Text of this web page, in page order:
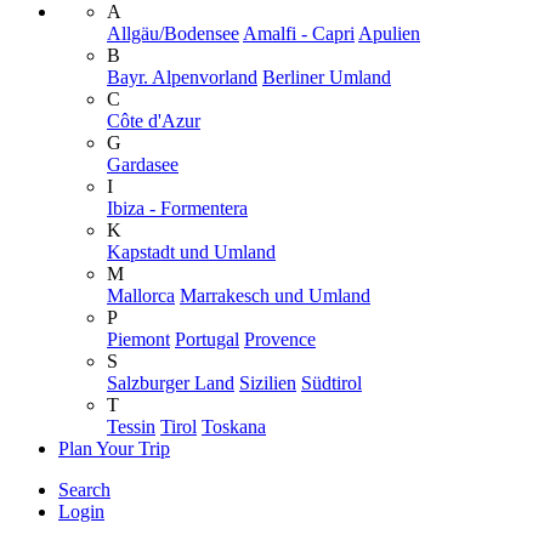
A
Allgäu/Bodensee Amalfi - Capri Apulien
B
Bayr. Alpenvorland Berliner Umland
C
Côte d'Azur
G
Gardasee
I
Ibiza - Formentera
K
Kapstadt und Umland
M
Mallorca Marrakesch und Umland
P
Piemont Portugal Provence
S
Salzburger Land Sizilien Südtirol
T
Tessin Tirol Toskana
Plan Your Trip
Search
Login